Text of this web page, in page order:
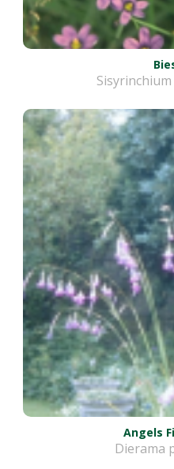
Angels
Dierama